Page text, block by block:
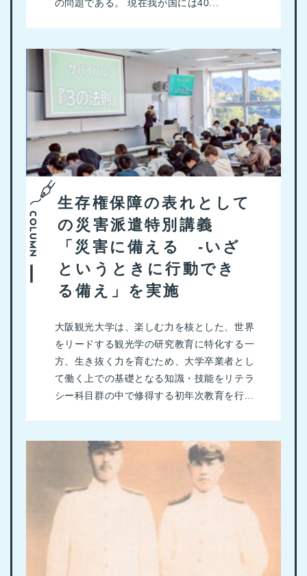
の問題である。 現在我が国には40...
生存権保障の表れとして
の災害派遣特別講義
「災害に備える -いざ
というときに行動でき
る備え」を実施
大阪観光大学は、楽しむ力を核とした、世界
をリードする観光学の研究教育に特化する一
方、生き抜く力を育むため、大学卒業者とし
て働く上での基礎となる知識・技能をリテラ
シー科目群の中で修得する初年次教育を行...